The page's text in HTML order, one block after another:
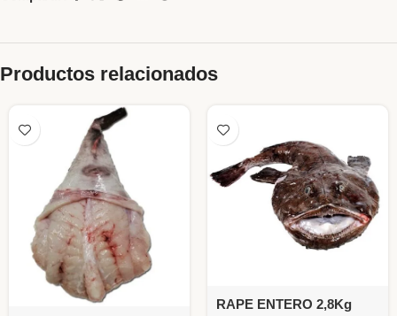
Productos relacionados
RAPE ENTERO 2,8Kg